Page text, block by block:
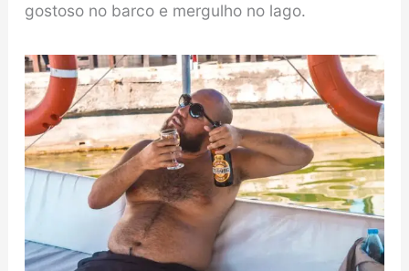
gostoso no barco e mergulho no lago.